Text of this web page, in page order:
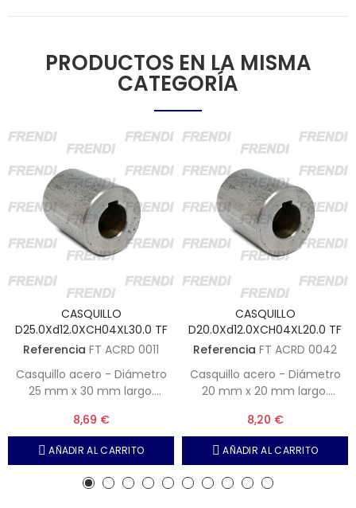
PRODUCTOS EN LA MISMA
CATEGORÍA
CASQUILLO
D25.0Xd12.0XCH04XL30.0 TF
Referencia FT ACRD 0011
Casquillo acero - Diámetro
25 mm x 30 mm largo.
chavetero de ancho 4 mm
8,69 €
AÑADIR AL CARRITO
CASQUILLO
D20.0Xd12.0XCH04XL20.0 TF
Referencia FT ACRD 0042
Casquillo acero - Diámetro
20 mm x 20 mm largo.
chavetero de ancho 4 mm
8,20 €
AÑADIR AL CARRITO